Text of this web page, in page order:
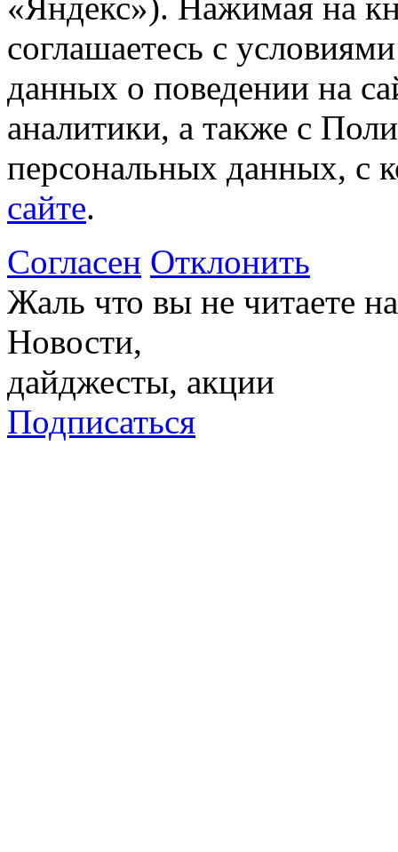
соглашаетесь с
данных о поведении на
аналитики, а также с
персональных данных, с
сайте.
Согласен Отклонить
Жаль что вы не читаете
Новости,
дайджесты, акции
Подписаться